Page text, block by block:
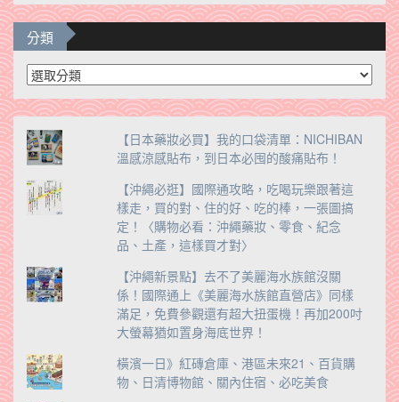
分類
分
類
【日本藥妝必買】我的口袋清單：NICHIBAN
溫感涼感貼布，到日本必囤的酸痛貼布！
【沖繩必逛】國際通攻略，吃喝玩樂跟著這
樣走，買的對、住的好、吃的棒，一張圖搞
定！〈購物必看：沖繩藥妝、零食、紀念
品、土產，這樣買才對〉
【沖繩新景點】去不了美麗海水族館沒關
係！國際通上《美麗海水族館直營店》同樣
滿足，免費參觀還有超大扭蛋機！再加200吋
大螢幕猶如置身海底世界！
橫濱一日》紅磚倉庫、港區未來21、百貨購
物、日清博物館、關內住宿、必吃美食